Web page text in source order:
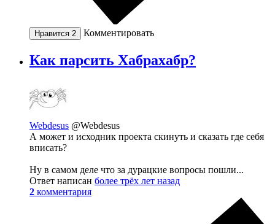
Нравится 2 Комментировать
Как парсить Хабрахабр?
Webdesus @Webdesus
А может и исходник проекта скинуть и сказать где себя
вписать?
Ну в самом деле что за дурацкие вопросы пошли...
Ответ написан более трёх лет назад
2 комментария